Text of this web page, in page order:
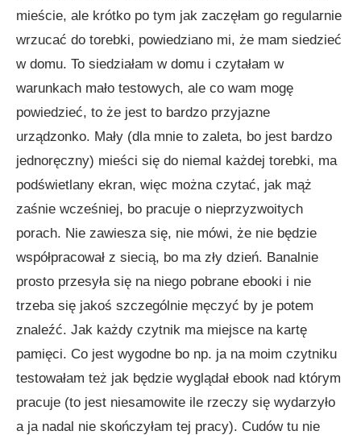
mieście, ale krótko po tym jak zaczęłam go regularnie
wrzucać do torebki, powiedziano mi, że mam siedzieć
w domu. To siedziałam w domu i czytałam w
warunkach mało testowych, ale co wam mogę
powiedzieć, to że jest to bardzo przyjazne
urządzonko. Mały (dla mnie to zaleta, bo jest bardzo
jednoręczny) mieści się do niemal każdej torebki, ma
podświetlany ekran, więc można czytać, jak mąż
zaśnie wcześniej, bo pracuje o nieprzyzwoitych
porach. Nie zawiesza się, nie mówi, że nie będzie
współpracował z siecią, bo ma zły dzień. Banalnie
prosto przesyła się na niego pobrane ebooki i nie
trzeba się jakoś szczególnie męczyć by je potem
znaleźć. Jak każdy czytnik ma miejsce na kartę
pamięci. Co jest wygodne bo np. ja na moim czytniku
testowałam też jak będzie wyglądał ebook nad którym
pracuje (to jest niesamowite ile rzeczy się wydarzyło
a ja nadal nie skończyłam tej pracy). Cudów tu nie